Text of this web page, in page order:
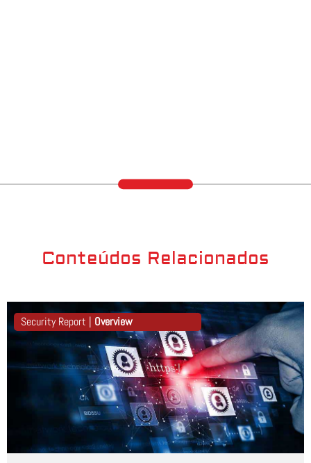
Conteúdos Relacionados
Security Report | Overview